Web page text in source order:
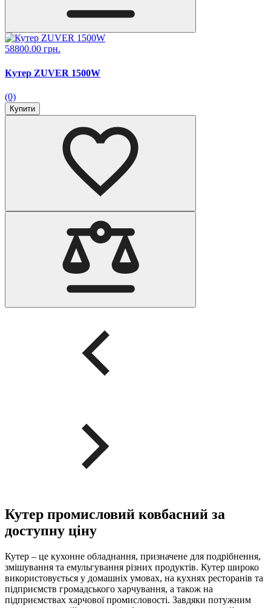
58800.00 грн.
Кутер ZUVER 1500W
(0)
Купити
Кутер промисловий ковбасний за
доступну ціну
Кутер – це кухонне обладнання, призначене для подрібнення,
змішування та емульгування різних продуктів. Кутер широко
використовується у домашніх умовах, на кухнях ресторанів та
підприємств громадського харчування, а також на
підприємствах харчової промисловості. Завдяки потужним